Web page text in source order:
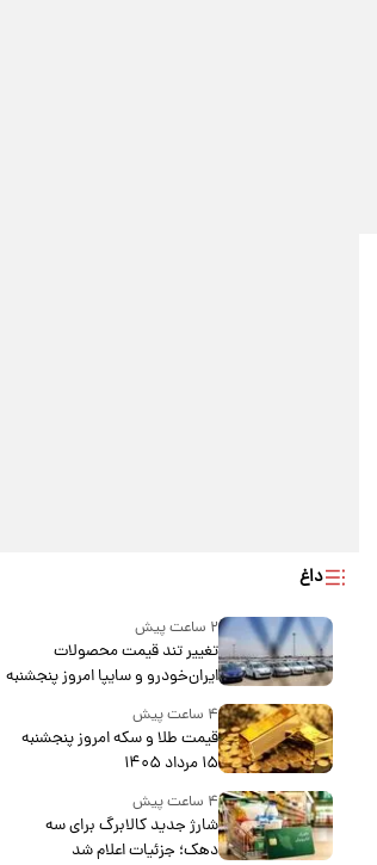
داغ
۲ ساعت پیش
تغییر تند قیمت محصولات
ایران‌خودرو و سایپا امروز پنجشنبه
۱۵ مرداد ۱۴۰۵ +جدول
۴ ساعت پیش
قیمت طلا و سکه امروز پنجشنبه
۱۵ مرداد ۱۴۰۵
۴ ساعت پیش
شارژ جدید کالابرگ برای سه
دهک؛ جزئیات اعلام شد